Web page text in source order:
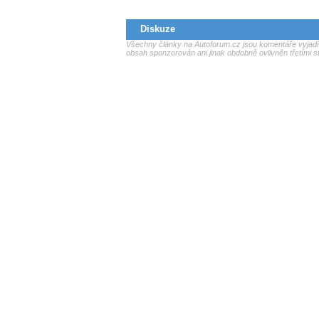
Diskuze
Všechny články na Autoforum.cz jsou komentáře
obsah sponzorován ani jinak obdobně ovlivněn třetími